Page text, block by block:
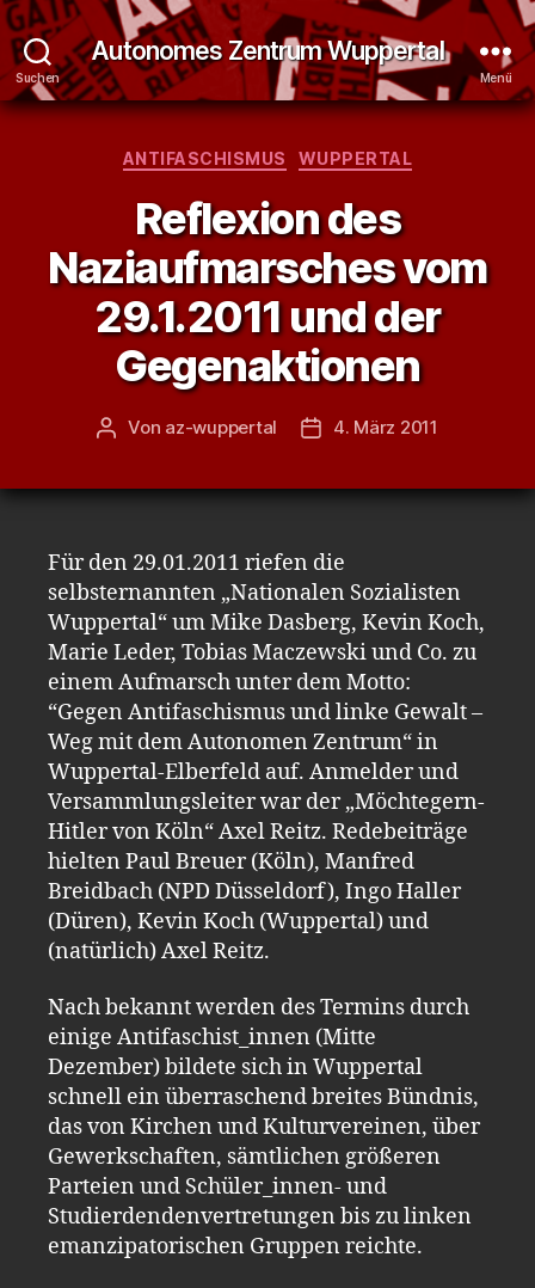
Suchen
Autonomes Zentrum Wuppertal
Menü
Kategorien
ANTIFASCHISMUS WUPPERTAL
Reflexion des
Naziaufmarsches vom
29.1.2011 und der
Gegenaktionen
Beitragsautor
Von az-wuppertal Veröffentlichungsdatum
4. März 2011
Für den 29.01.2011 riefen die
selbsternannten „Nationalen Sozialisten
Wuppertal“ um Mike Dasberg, Kevin Koch,
Marie Leder, Tobias Maczewski und Co. zu
einem Aufmarsch unter dem Motto:
“Gegen Antifaschismus und linke Gewalt –
Weg mit dem Autonomen Zentrum“ in
Wuppertal-Elberfeld auf. Anmelder und
Versammlungsleiter war der „Möchtegern-
Hitler von Köln“ Axel Reitz. Redebeiträge
hielten Paul Breuer (Köln), Manfred
Breidbach (NPD Düsseldorf), Ingo Haller
(Düren), Kevin Koch (Wuppertal) und
(natürlich) Axel Reitz.
Nach bekannt werden des Termins durch
einige Antifaschist_innen (Mitte
Dezember) bildete sich in Wuppertal
schnell ein überraschend breites Bündnis,
das von Kirchen und Kulturvereinen, über
Gewerkschaften, sämtlichen größeren
Parteien und Schüler_innen- und
Studierdendenvertretungen bis zu linken
emanzipatorischen Gruppen reichte.